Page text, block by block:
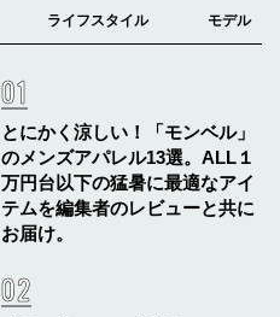
とにかく涼しい！「モンベル」
のメンズアパレル13選。ALL１
万円台以下の猛暑に最適なアイ
テムを編集者のレビューと共に
お届け。